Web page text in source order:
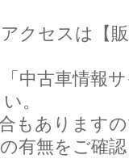
クセスは【
中古車情報
。
もあります
有無をご確